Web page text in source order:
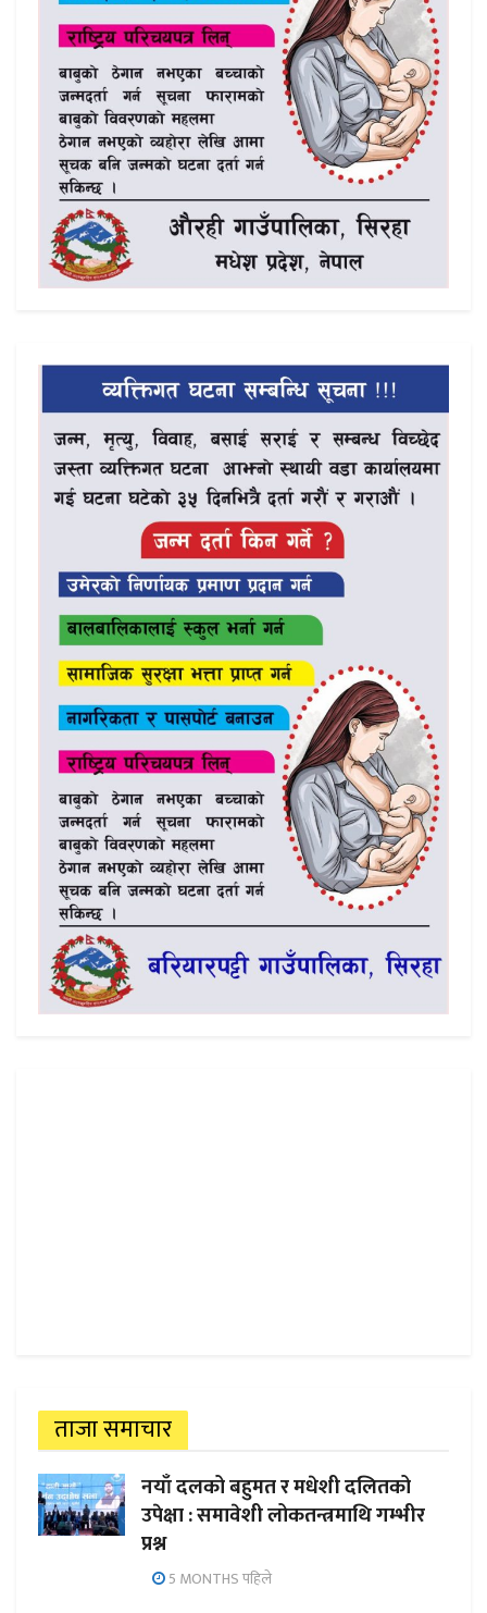
ताजा समाचार
नयाँ दलको बहुमत र मधेशी दलितको
उपेक्षा : समावेशी लोकतन्त्रमाथि गम्भीर
प्रश्न
5 MONTHS पहिले